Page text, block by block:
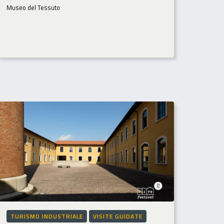
Museo del Tessuto
TURISMO INDUSTRIALE VISITE GUIDATE